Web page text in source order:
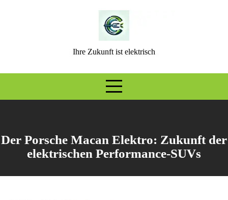
Ihre Zukunft ist elektrisch
Der Porsche Macan Elektro: Zukunft der
elektrischen Performance-SUVs